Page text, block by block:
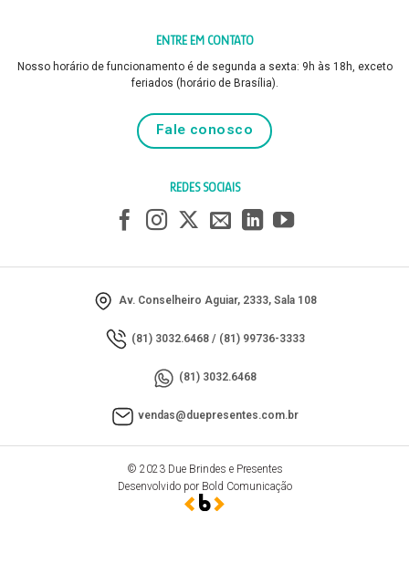
ENTRE EM CONTATO
Nosso horário de funcionamento é de segunda a sexta: 9h às 18h, exceto
feriados (horário de Brasília).
Fale conosco
REDES SOCIAIS
Av. Conselheiro Aguiar, 2333, Sala 108
(81) 3032.6468/ (81) 99736-3333
(81) 3032.6468
vendas@duepresentes.com.br
© 2023 Due Brindes e Presentes
Desenvolvido por Bold Comunicação